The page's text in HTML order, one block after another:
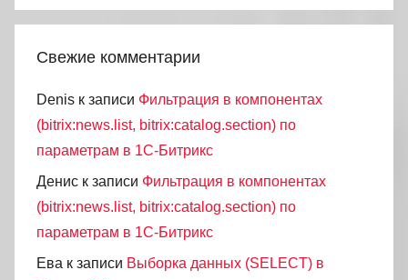
Свежие комментарии
Denis к записи Фильтрация в компонентах
(bitrix:news.list, bitrix:catalog.section) по
параметрам в 1С-Битрикс
Денис к записи Фильтрация в компонентах
(bitrix:news.list, bitrix:catalog.section) по
параметрам в 1С-Битрикс
Ева к записи Выборка данных (SELECT) в